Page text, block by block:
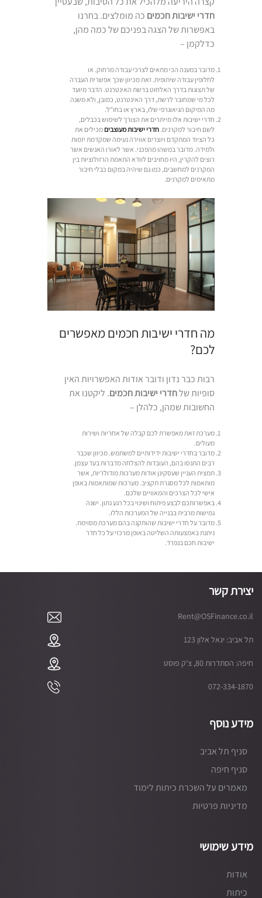
חדרי ישיבות חכמים כה מומלצים. בחרנו
באפשרות של הצגה בפניכם של כמה מהן,
כדלקמן –
מדובר במענה הכי מתאים לצרכי עבודה מרחוק. או
לחלופין עבודה שיתופית. זאת מכיוון שכך אפשרית העברה
של תצוגות בדרך האלחוט ברשת האינטרנט. הדבר מיועד
לכל מי שמחובר לרשת, דרך האינטרנט, כמובן, ולא משנה
מה המיקום הגיאוגרפי שלו, בארץ או בחו”ל.
חדרי ישיבות אלו מייתרים את הצורך לשימוש בכבלים,
לשם חיבור למקרנים. חדרי ישיבות מעוצבים מכילים את
כל הציוד המתקדם ויוצרים אווירה נעימה שמקדמת יזמות
ולמידה. מדובר במשהו מהפכני. אשר לאורו האנשים אשר
רוצים להקרין, היו מחויבים לוודא התאמת הרזולוציות בין
המקרנים למחשבים, כמו גם שיהיה במקום כבלי חיבור
מתאימים למקרנים.
מה חדרי ישיבות חכמים מאפשרים
לכם?
רבות כבר נדון ודובר אודות האפשרויות האין
סופיות שלחדרי ישיבות חכמים. ליקטנו את
החשובות שמהן, כלהלן –
מערכת זאת מאפשרת לכם קבלה של אחריות ושירות
מעולים.
מדובר בחדרי ישיבות ידידותיים למשתמש. מכיוון שכבר
רבים התנסו בהם, העובדות להצלחה מדברות בעד עצמן.
תמצית העניין שעסקינן אודות מערכות מודולריות, אשר
מותאמות לכל מסגרת תקציב. מערכות שמותאמות באופן
אישי לכל הצרכים והמאוויים שלכם.
באפשרותכם לבצע פיתוח ושינוי בכל רגע נתון. ישנה
גמישות מרבית בבנייה של המערכות הללו.
מדובר על חדרי ישיבות שהותקנה בהם מערכת מסוימת.
ניתנת באמצעותה השליטה באופן מרכזי על כל חדר
ישיבות חכם בנפרד.
יצירת קשר
Rent@OSFinance.co.il
תל אביב: יגאל אלון 123
חיפה: הסתדרות 80, צ'ק פוסט
072-334-1870
מידע נוסף
סניף תל אביב
סניף חיפה
מאמרים על השכרת כיתות לימוד
מדיניות פרטיות
מידע שימושי
אודות
כיתות